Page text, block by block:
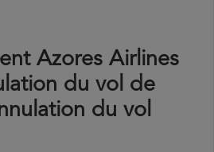
Azores Airlines
du vol de
du vol